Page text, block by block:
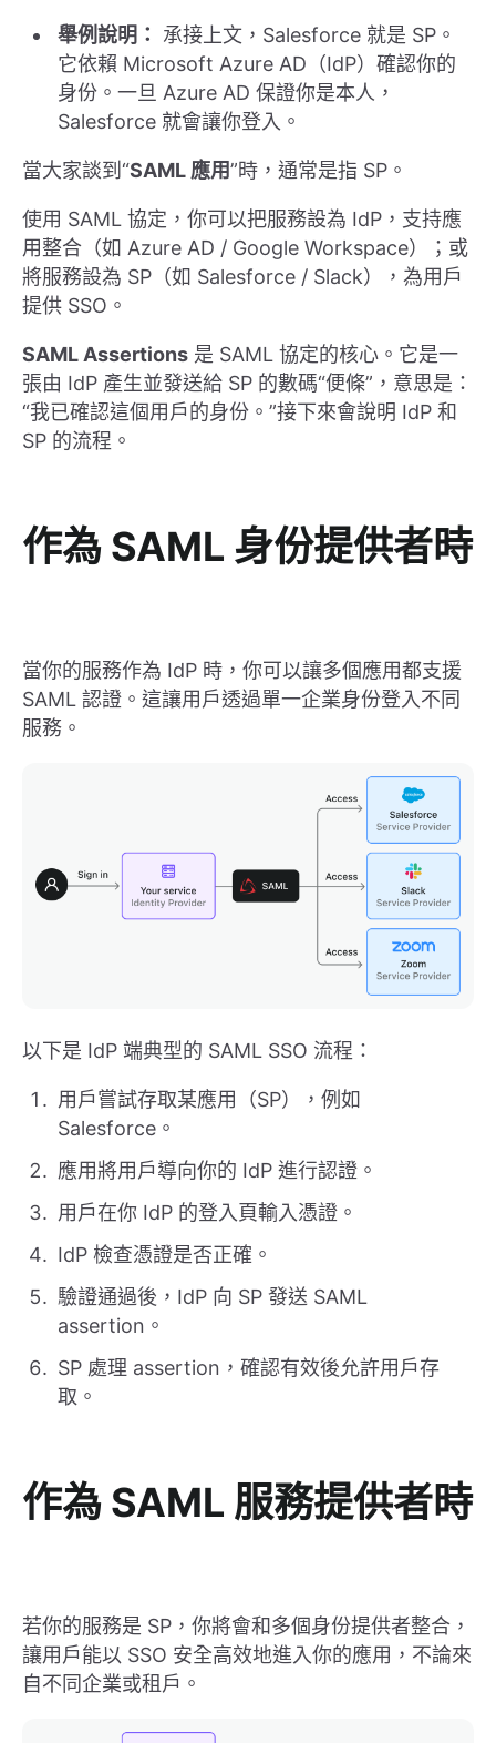
舉例說明：
承接上文，Salesforce 就是 SP。
它依賴 Microsoft Azure AD（IdP）確認你的
身份。一旦 Azure AD 保證你是本人，
Salesforce 就會讓你登入。
當大家談到“SAML 應用”時，通常是指 SP。
使用 SAML 協定，你可以把服務設為 IdP，支持應
用整合（如 Azure AD / Google Workspace）；或
將服務設為 SP（如 Salesforce / Slack），為用戶
提供 SSO。
SAML Assertions 是 SAML 協定的核心。它是一
張由 IdP 產生並發送給 SP 的數碼“便條”，意思是：
“我已確認這個用戶的身份。”接下來會說明 IdP 和
SP 的流程。
作為 SAML 身份提供者時
當你的服務作為 IdP 時，你可以讓多個應用都支援
SAML 認證。這讓用戶透過單一企業身份登入不同
服務。
以下是 IdP 端典型的 SAML SSO 流程：
用戶嘗試存取某應用（SP），例如
Salesforce。
應用將用戶導向你的 IdP 進行認證。
用戶在你 IdP 的登入頁輸入憑證。
IdP 檢查憑證是否正確。
驗證通過後，IdP 向 SP 發送 SAML
assertion。
SP 處理 assertion，確認有效後允許用戶存
取。
作為 SAML 服務提供者時
若你的服務是 SP，你將會和多個身份提供者整合，
讓用戶能以 SSO 安全高效地進入你的應用，不論來
自不同企業或租戶。